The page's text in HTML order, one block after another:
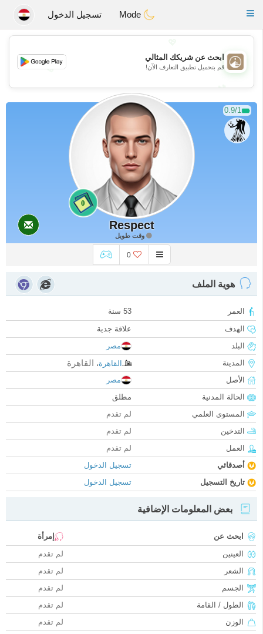
Bahebik
Toggle
تسجيل الدخول
💖
💕
💕
ابحث عن شريكك المثالي
قم بتحميل تطبيق التعارف الآن!
0.9/1
0
Respect
وقت طويل
0
هوية الملف
العمر
53 سنة
الهدف
علاقة جدية
البلد
مصر
المدينة
القاهرة، القاهرة
الأصل
مصر
الحالة المدنية
مطلق
المستوى العلمي
لم تقدم
التدخين
لم تقدم
العمل
لم تقدم
أصدقائي
تسجيل الدخول
تاريخ التسجيل
تسجيل الدخول
بعض المعلومات الإضافية
ابحث عن
إمرأة
العينين
لم تقدم
الشعر
لم تقدم
الجسم
لم تقدم
الطول / القامة
لم تقدم
الوزن
لم تقدم